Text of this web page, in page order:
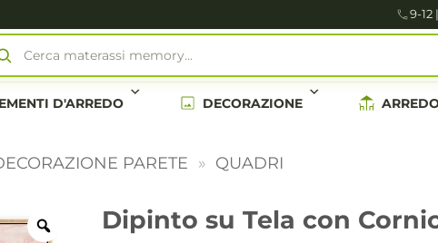
9-12
Cerca materassi memory…
D'ARREDO DECORAZIONE
PARETE » QUADRI
Dipinto su Tela con